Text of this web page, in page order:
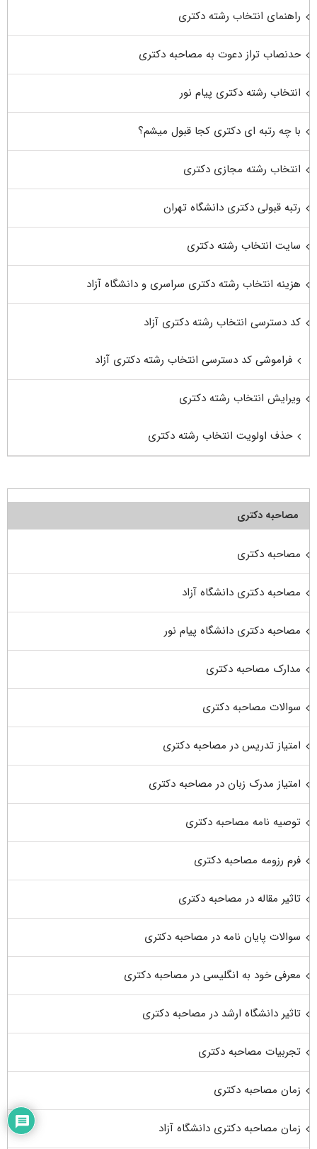
راهنمای انتخاب رشته دکتری
حدنصاب تراز دعوت به مصاحبه دکتری
انتخاب رشته دکتری پیام نور
با چه رتبه ای دکتری کجا قبول میشم؟
انتخاب رشته مجازی دکتری
رتبه قبولی دکتری دانشگاه تهران
سایت انتخاب رشته دکتری
هزینه انتخاب رشته دکتری سراسری و دانشگاه آزاد
کد دسترسی انتخاب رشته دکتری آزاد
فراموشی کد دسترسی انتخاب رشته دکتری آزاد
ویرایش انتخاب رشته دکتری
حذف اولویت انتخاب رشته دکتری
مصاحبه دکتری
مصاحبه دکتری
مصاحبه دکتری دانشگاه آزاد
مصاحبه دکتری دانشگاه پیام نور
مدارک مصاحبه دکتری
سوالات مصاحبه دکتری
امتیاز تدریس در مصاحبه دکتری
امتیاز مدرک زبان در مصاحبه دکتری
توصیه نامه مصاحبه دکتری
فرم رزومه مصاحبه دکتری
تاثیر مقاله در مصاحبه دکتری
سوالات پایان نامه در مصاحبه دکتری
معرفی خود به انگلیسی در مصاحبه دکتری
تاثیر دانشگاه ارشد در مصاحبه دکتری
تجربیات مصاحبه دکتری
زمان مصاحبه دکتری
زمان مصاحبه دکتری دانشگاه آزاد